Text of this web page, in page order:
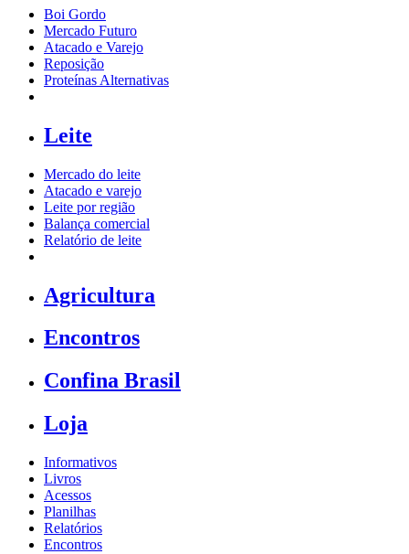
Boi Gordo
Mercado Futuro
Atacado e Varejo
Reposição
Proteínas Alternativas
Leite
Mercado do leite
Atacado e varejo
Leite por região
Balança comercial
Relatório de leite
Agricultura
Encontros
Confina Brasil
Loja
Informativos
Livros
Acessos
Planilhas
Relatórios
Encontros